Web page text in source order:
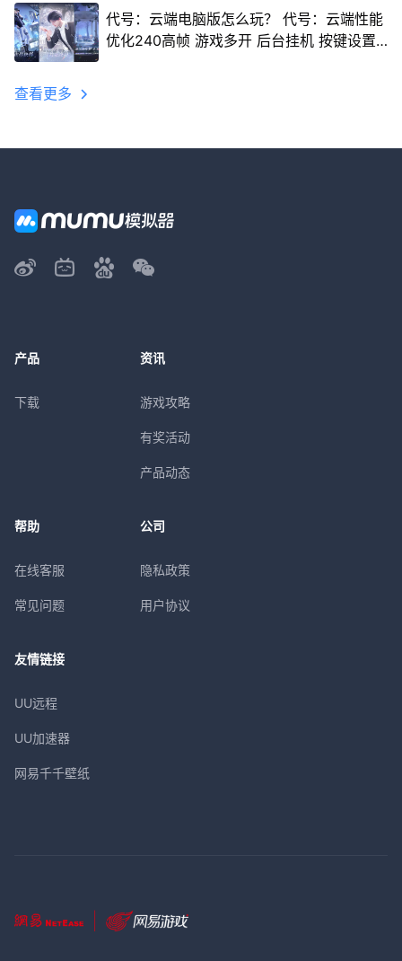
代号：云端电脑版怎么玩？ 代号：云端性能
优化240高帧 游戏多开 后台挂机 按键设置
查看更多
产品
下载
资讯
游戏攻略
有奖活动
产品动态
帮助
在线客服
常见问题
公司
隐私政策
用户协议
友情链接
UU远程
UU加速器
网易千千壁纸